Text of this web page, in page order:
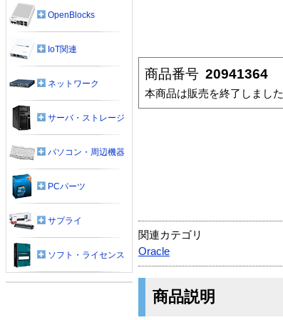
商品番号 20941364
本商品は販売を終了しました
関連カテゴリ
Oracle
商品説明
OpenBlocks
IoT関連
ネットワーク
サーバ・ストレージ
パソコン・周辺機器
PCパーツ
サプライ
ソフト・ライセンス